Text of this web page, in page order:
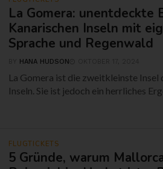
La Gomera: unentdeckte
Kanarischen Inseln mit
Sprache und Regenwald
HANA HUDSON
La Gomera ist die zweitkleinste Insel
Inseln. Sie ist jedoch ein herrliches
FLUGTICKETS
5 Gründe, warum